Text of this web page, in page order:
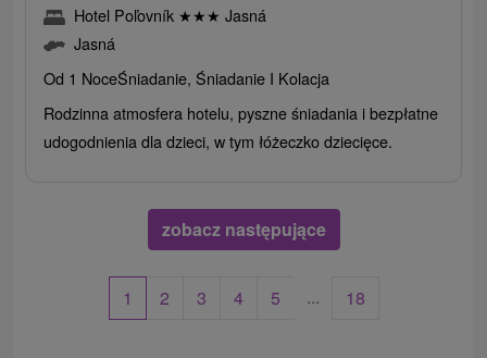
Hotel Poľovník ★★★ Jasná
Jasná
Od 1 NoceŚniadanie, Śniadanie I Kolacja
Rodzinna atmosfera hotelu, pyszne śniadania i bezpłatne
udogodnienia dla dzieci, w tym łóżeczko dziecięce.
zobacz następujące
1 2 3 4 5 ... 18